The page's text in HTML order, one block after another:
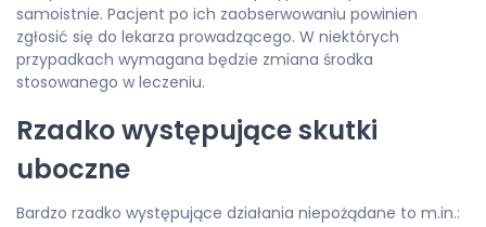
samoistnie. Pacjent po ich zaobserwowaniu powinien
zgłosić się do lekarza prowadzącego. W niektórych
przypadkach wymagana będzie zmiana środka
stosowanego w leczeniu.
Rzadko występujące skutki
uboczne
Bardzo rzadko występujące działania niepożądane to m.in.: